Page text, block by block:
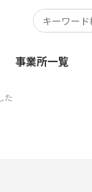
事業所一覧
た